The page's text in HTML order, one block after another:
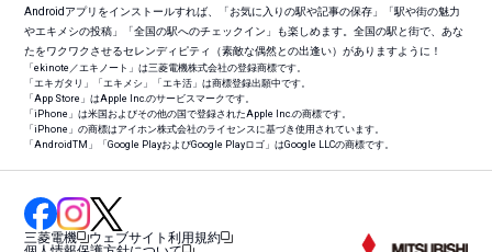
Androidアプリをインストールすれば、「お気に入りの駅や記事の保存」「駅や街の魅力
やエキメシの投稿」「全国の駅へのチェックイン」も楽しめます。全国の駅と街で、あな
たをワクワクさせるセレンディピティ（素敵な偶然との出逢い）がありますように！
「ekinote／エキノート」は三菱電機株式会社の登録商標です。
「エキガタリ」「エキメシ」「エキ活」は商標登録出願中です。
「App Store」はApple Inc.のサービスマークです。
「iPhone」は米国およびその他の国で登録されたApple Inc.の商標です。
「iPhone」の商標はアイホン株式会社のライセンスに基づき使用されています。
「AndroidTM 」「Google PlayおよびGoogle Playロゴ」はGoogle LLCの商標です。
三菱電機
ウェブサイト利用規約